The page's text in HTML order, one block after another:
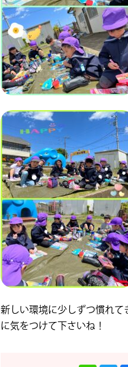
新しい環境に少しずつ慣れ
に気をつけて下さいね！